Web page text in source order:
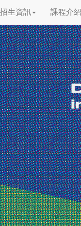
招生資訊 課程介紹